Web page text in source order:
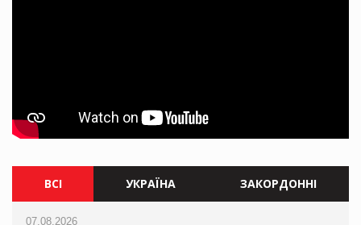
ВСІ УКРАЇНА ЗАКОРДОННІ
07.08.2026
07.08.2026
07.08.2026